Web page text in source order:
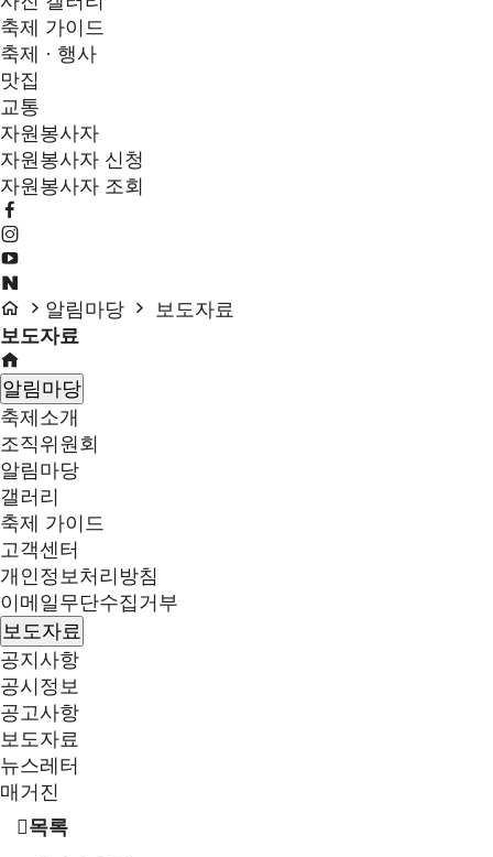
축제 가이드
축제 · 행사
맛집
교통
자원봉사자
자원봉사자 신청
자원봉사자 조회
알림마당
보도자료
보도자료
알림마당
축제소개
조직위원회
알림마당
갤러리
축제 가이드
고객센터
개인정보처리방침
이메일무단수집거부
보도자료
공지사항
공시정보
공고사항
보도자료
뉴스레터
매거진
목록